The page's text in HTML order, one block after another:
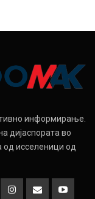
информирање.
дијаспората во
од исселеници од